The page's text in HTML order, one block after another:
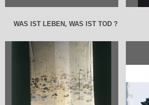
WAS IST LEBEN, WAS IST TOD ?